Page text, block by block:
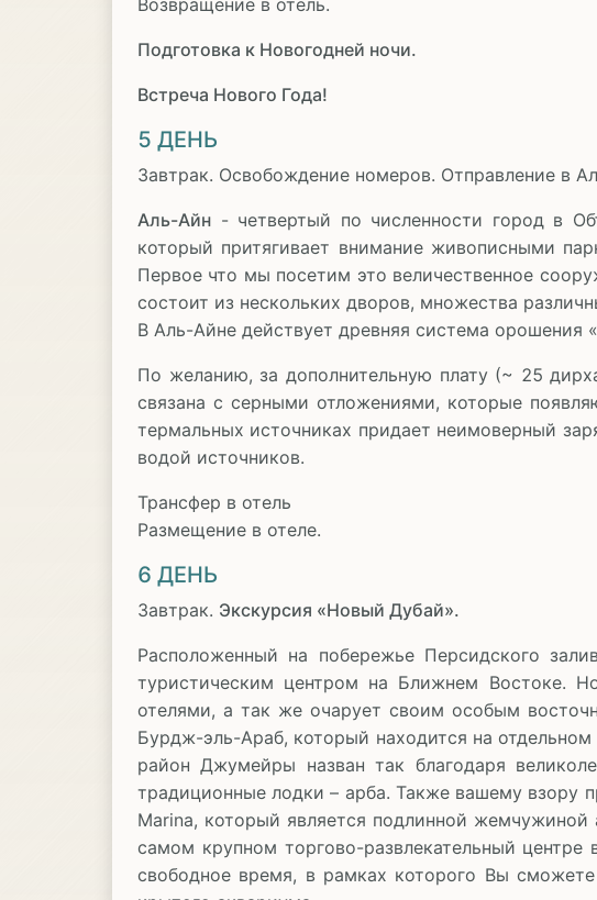
Подготовка к Новогодней ночи.
Встреча Нового Года!
5 ДЕНЬ
Завтрак. Освобождение номеров. Отправление в
Аль-Айн - четвертый по численности город в
который притягивает внимание живописными
Первое что мы посетим это величественное
состоит из нескольких дворов, множества
В Аль-Айне действует древняя система
По желанию, за дополнительную плату (~ 25
связана с серными отложениями, которые
термальных источниках придает неимоверный
водой источников.
Трансфер в отель
Размещение в отеле.
6 ДЕНЬ
Завтрак. Экскурсия «Новый Дубай».
Расположенный на побережье Персидского
туристическим центром на Ближнем Востоке.
отелями, а так же очарует своим особым
Бурдж-эль-Араб, который находится на
район Джумейры назван так благодаря
традиционные лодки – арба. Также вашему взору
Marina, который является подлинной
самом крупном торгово-развлекательный
свободное время, в рамках которого Вы